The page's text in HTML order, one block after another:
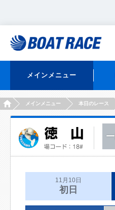
メインメニュー
HOMEメインメニュー 本日のレース
11月10日
初日